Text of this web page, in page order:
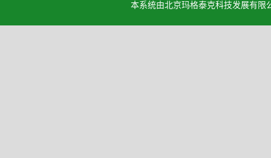
本系统由北京玛格泰克科技发展有